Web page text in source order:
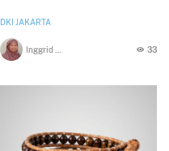
DKI JAKARTA
33